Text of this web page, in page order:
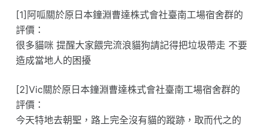
[1]阿呱關於原日本鐘淵曹達株式會社臺南工場宿舍群的
評價：
很多貓咪 提醒大家餵完流浪貓狗請記得把垃圾帶走 不要
造成當地人的困擾
[2]Vic關於原日本鐘淵曹達株式會社臺南工場宿舍群的
評價：
今天特地去朝聖，路上完全沒有貓的蹤跡，取而代之的